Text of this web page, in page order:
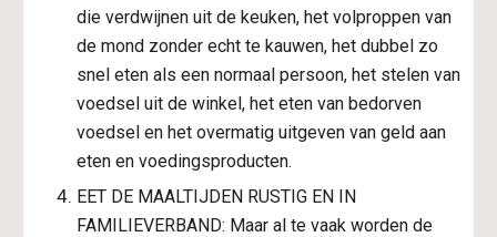
die verdwijnen uit de keuken, het volproppen van
de mond zonder echt te kauwen, het dubbel zo
snel eten als een normaal persoon, het stelen van
voedsel uit de winkel, het eten van bedorven
voedsel en het overmatig uitgeven van geld aan
eten en voedingsproducten.
EET DE MAALTIJDEN RUSTIG EN IN
FAMILIEVERBAND: Maar al te vaak worden de